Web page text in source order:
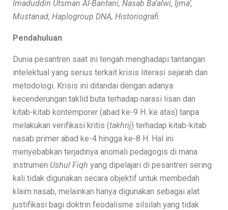
Imaduddin Utsman Al-Bantani, Nasab Ba’alwi, Ijma’,
Mustanad, Haplogroup DNA, Historiografi.
Pendahuluan
Dunia pesantren saat ini tengah menghadapi tantangan
intelektual yang serius terkait krisis literasi sejarah dan
metodologi. Krisis ini ditandai dengan adanya
kecenderungan taklid buta terhadap narasi lisan dan
kitab-kitab kontemporer (abad ke-9 H. ke atas) tanpa
melakukan verifikasi kritis (takhrij) terhadap kitab-kitab
nasab primer abad ke-4 hingga ke-8 H. Hal ini
menyebabkan terjadinya anomali pedagogis di mana
instrumen Ushul Fiqh yang dipelajari di pesantren sering
kali tidak digunakan secara objektif untuk membedah
klaim nasab, melainkan hanya digunakan sebagai alat
justifikasi bagi doktrin feodalisme silsilah yang tidak